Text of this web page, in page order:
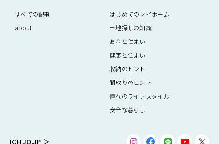
すべての記事
about
はじめてのマイホーム
土地探しの知識
お金と住まい
健康と住まい
収納のヒント
間取りのヒント
憧れのライフスタイル
安全な暮らし
ICHIJO.JP